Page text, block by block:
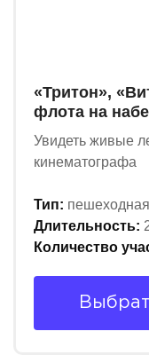
«Тритон»,
флота на
Увидеть живые
кинематографа
Тип: пешеходная
Длительность:
Количество